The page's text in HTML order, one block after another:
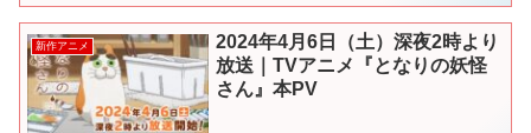
新作アニメ
2024年4月6日（土）深夜2時より
放送｜TVアニメ『となりの妖怪
さん』本PV